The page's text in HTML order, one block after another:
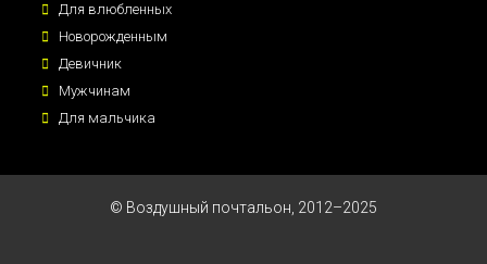
Для влюбленных
Новорожденным
Девичник
Мужчинам
Для мальчика
© Воздушный почтальон, 2012–2025